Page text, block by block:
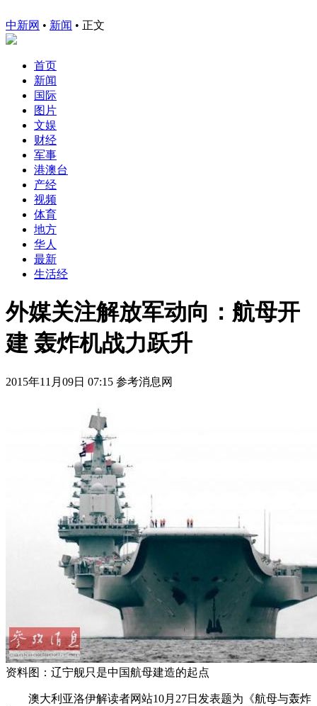
中新网 • 新闻 • 正文
首页
新闻
国际
图片
文娱
财经
军事
港澳台
产经
视频
体育
地方
华人
最新
生活经
外媒关注解放军动向：航母开
建 轰炸机战力跃升
2015年11月09日 07:15 参考消息网
资料图：辽宁舰只是中国航母建造的起点
澳大利亚洛伊解读者网站10月27日发表题为《航母与轰炸